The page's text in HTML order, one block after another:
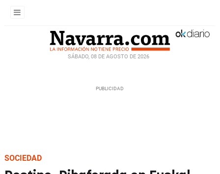
SÁBADO, 08 DE AGOSTO DE 2026
SOCIEDAD